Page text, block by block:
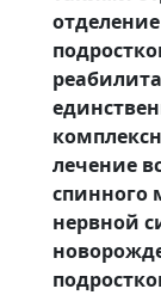
лечение
спинного
нервной